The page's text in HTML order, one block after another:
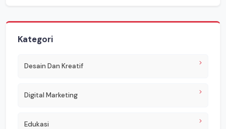
Kategori
Desain Dan Kreatif
Digital Marketing
Edukasi